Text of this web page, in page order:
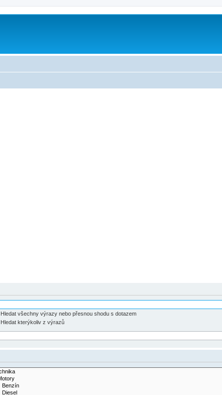
Hledat všechny výrazy nebo přesnou shodu s dotazem
Hledat kterýkoliv z výrazů